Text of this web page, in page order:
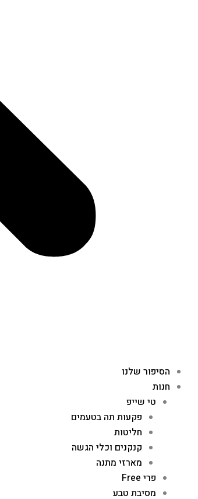
הסיפור שלנו
חנות
טי שייפ
פקעות תה בטעמים
חליטות
קנקנים וכלי הגשה
מארזי מתנה
פרי Free
מסיבת טבע